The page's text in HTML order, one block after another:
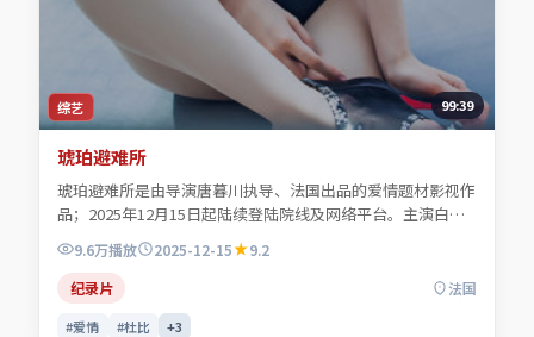
综艺 99:39
琥珀避难所
琥珀避难所是由导演唐暮川执导、法国出品的爱情题材影视作
品；2025年12月15日起陆续登陆院线及网络平台。主演白清
让、顾照临、贺叙白、程见微等共同诠释一段充满转折的人物
命运。色彩与配乐共同烘托年代氛围，细节经得起反复推敲。
可在本站免费高清在线观看完整剧情与主创访谈摘要。
9.6万播放 2025-12-15
9.2
纪录片
法国
#爱情 #杜比 +3